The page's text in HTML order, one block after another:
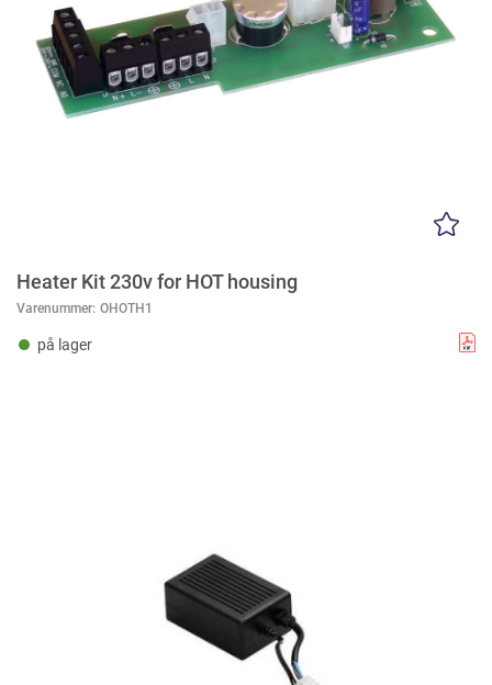
Heater Kit 230v for HOT housing
Varenummer: OHOTH1
på lager